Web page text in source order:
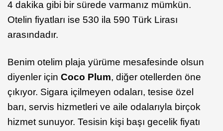
4 dakika gibi bir sürede varmanız mümkün.
Otelin fiyatları ise 530 ila 590 Türk Lirası
arasındadır.
Benim otelim plaja yürüme mesafesinde olsun
diyenler için Coco Plum, diğer otellerden öne
çıkıyor. Sigara içilmeyen odaları, tesise özel
barı, servis hizmetleri ve aile odalarıyla birçok
hizmet sunuyor. Tesisin kişi başı gecelik fiyatı